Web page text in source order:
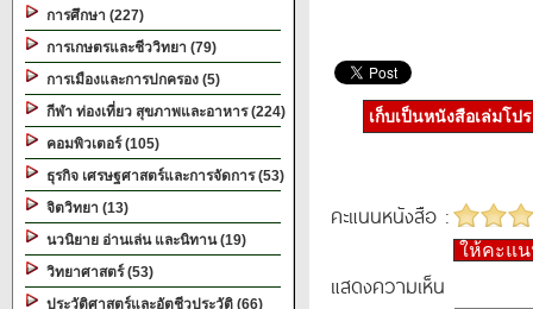
การศึกษา (227)
การเกษตรและชีววิทยา (79)
การเมืองและการปกครอง (5)
กีฬา ท่องเที่ยว สุขภาพและอาหาร (224)
คอมพิวเตอร์ (105)
ธุรกิจ เศรษฐศาสตร์และการจัดการ (53)
จิตวิทยา (13)
นวนิยาย อ่านเล่น และนิทาน (19)
วิทยาศาสตร์ (53)
ประวัติศาสตร์และอัตชีวประวัติ (66)
เก็บเป็นหนังสือเล่มโป
คะแนนหนังสือ :
ให้คะแ
แสดงความเห็น